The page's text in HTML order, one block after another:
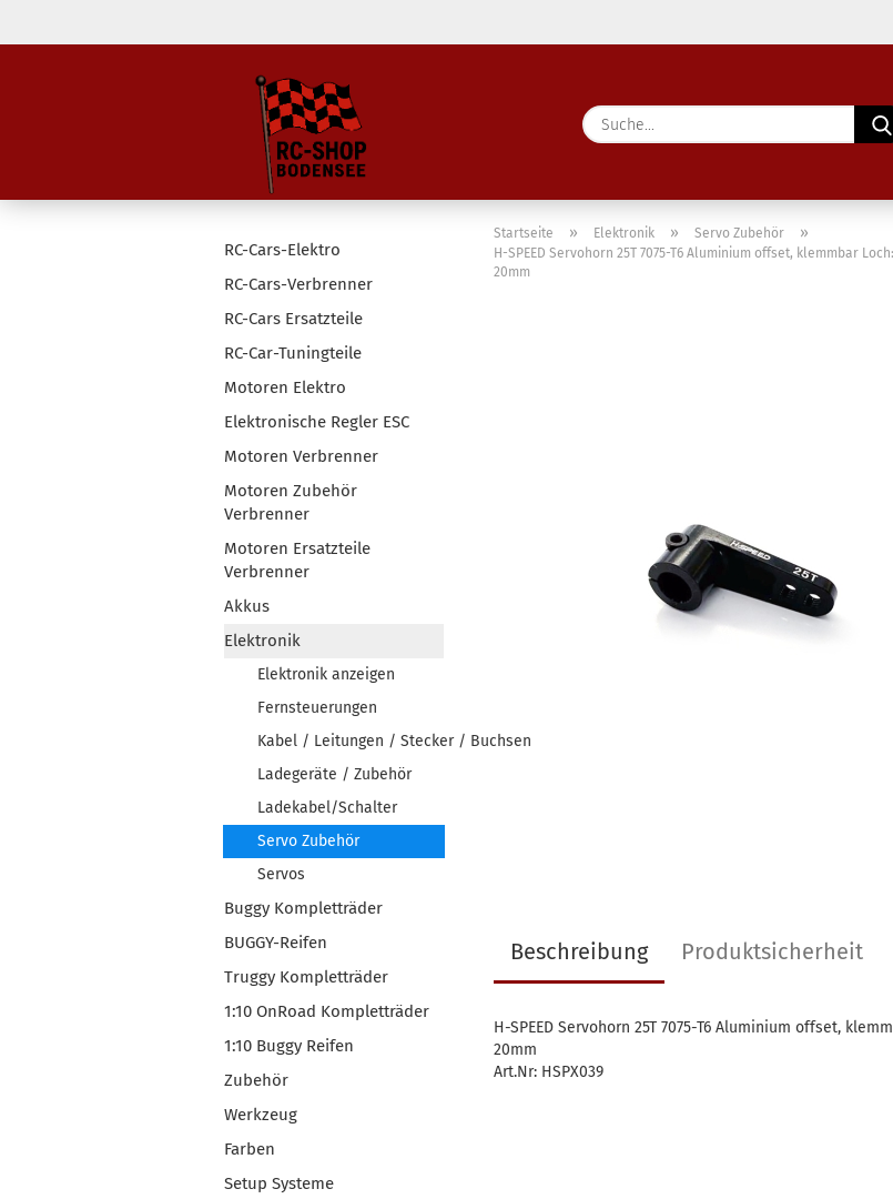
Startseite » Elektronik » Servo Zubehör »
H-SPEED Servohorn 25T 7075-T6 Aluminium offset, klemmbar
20mm
Beschreibung Produktsicherheit
H-SPEED Servohorn 25T 7075-T6 Aluminium offset,
20mm
Art.Nr: HSPX039
RC-Cars-Elektro
RC-Cars-Verbrenner
RC-Cars Ersatzteile
RC-Car-Tuningteile
Motoren Elektro
Elektronische Regler ESC
Motoren Verbrenner
Motoren Zubehör
Verbrenner
Motoren Ersatzteile
Verbrenner
Akkus
Elektronik
Elektronik anzeigen
Fernsteuerungen
Kabel / Leitungen / Stecker / Buchsen
Ladegeräte / Zubehör
Ladekabel/Schalter
Servo Zubehör
Servos
Buggy Kompletträder
BUGGY-Reifen
Truggy Kompletträder
1:10 OnRoad Kompletträder
1:10 Buggy Reifen
Zubehör
Werkzeug
Farben
Setup Systeme